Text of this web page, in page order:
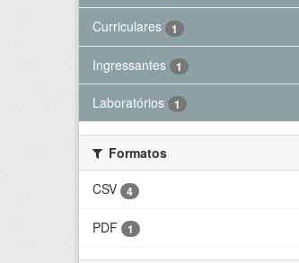
Curriculares 1
Ingressantes 1
Laboratórios 1
Formatos
CSV
4
PDF 1